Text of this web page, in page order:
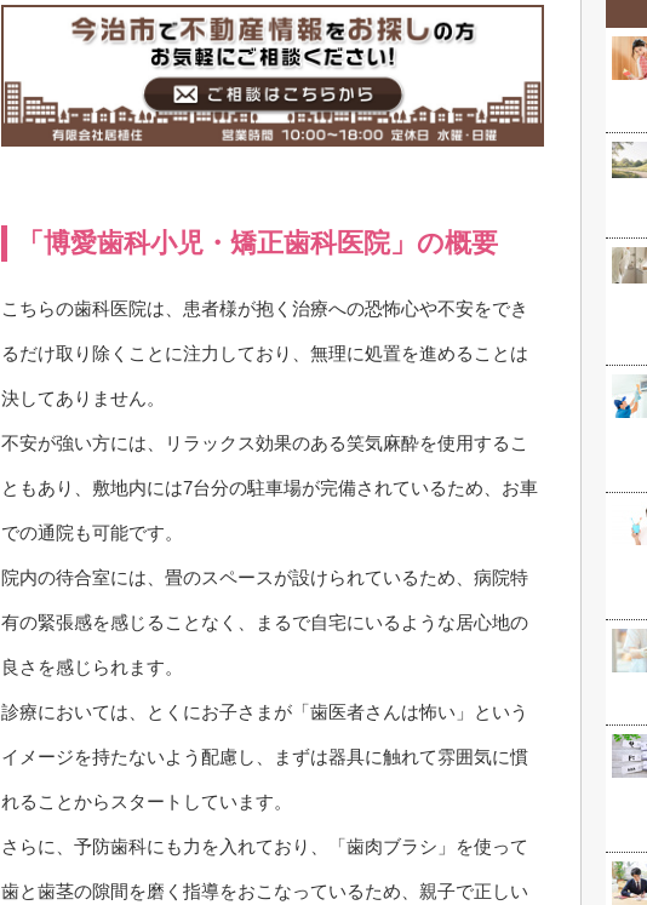
「博愛歯科小児・矯正歯科医院」の概要
こちらの歯科医院は、患者様が抱く治療への恐怖心や不安をでき
るだけ取り除くことに注力しており、無理に処置を進めることは
決してありません。
不安が強い方には、リラックス効果のある笑気麻酔を使用するこ
ともあり、敷地内には7台分の駐車場が完備されているため、お車
での通院も可能です。
院内の待合室には、畳のスペースが設けられているため、病院特
有の緊張感を感じることなく、まるで自宅にいるような居心地の
良さを感じられます。
診療においては、とくにお子さまが「歯医者さんは怖い」という
イメージを持たないよう配慮し、まずは器具に触れて雰囲気に慣
れることからスタートしています。
さらに、予防歯科にも力を入れており、「歯肉ブラシ」を使って
歯と歯茎の隙間を磨く指導をおこなっているため、親子で正しい